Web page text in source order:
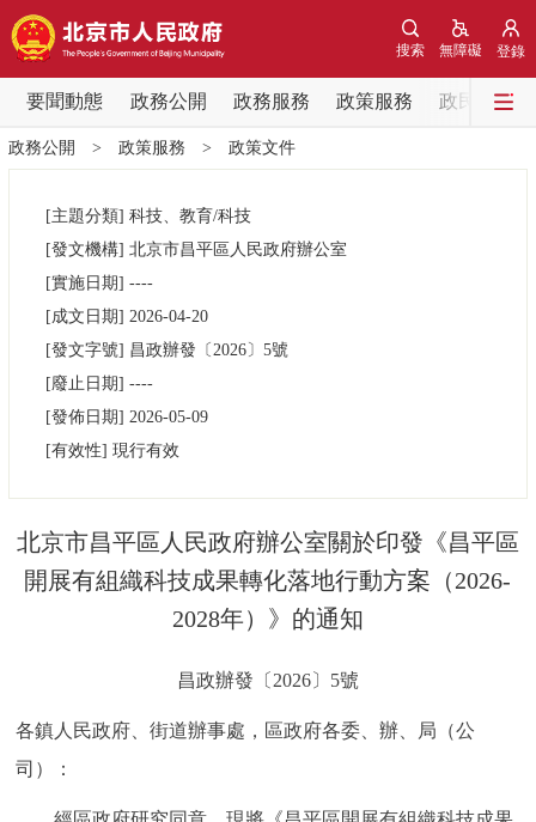
登錄
無障礙
搜索
要聞動態 政務公開 政務服務 政策服務 政民互動
要聞動態
黨中央精神 國務院資訊
北京要聞 會議資訊
政務公開
市領導
政策兌現 政策解讀 回應關切
決策公開 專題公開
法人服務
政務公開 > 政策服務 > 政策文件
[主題分類] 科技、教育/科技
[發文機構] 北京市昌平區人民政府辦公室
[實施日期] ----
[成文日期] 2026-04-20
[發文字號] 昌政辦發 〔2026〕 5號
[廢止日期] ----
[發佈日期] 2026-05-09
[有效性] 現行有效
北京市昌平區人民政府辦公室關於印發《昌平區
開展有組織科技成果轉化落地行動方案（2026-
2028年）》的通知
昌政辦發〔2026〕5號
各鎮人民政府、街道辦事處，區政府各委、辦、局（公
司）：